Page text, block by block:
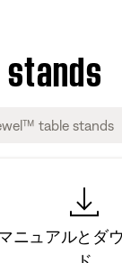
ニュアルとダ